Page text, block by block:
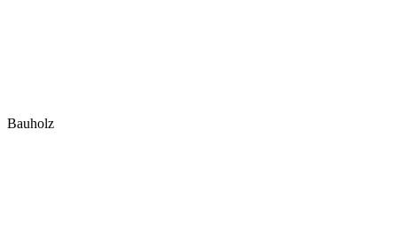
Bauholz